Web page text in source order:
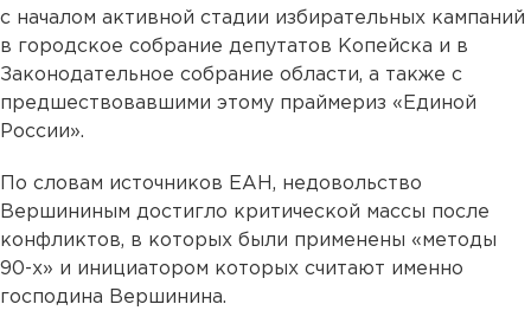
с началом активной стадии избирательных кампаний
в городское собрание депутатов Копейска и в
Законодательное собрание области, а также с
предшествовавшими этому праймериз «Единой
России».
По словам источников ЕАН, недовольство
Вершининым достигло критической массы после
конфликтов, в которых были применены «методы
90-х» и инициатором которых считают именно
господина Вершинина.